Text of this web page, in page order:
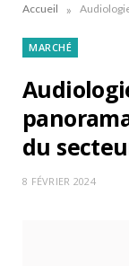
Accueil »
MARCHÉ
du
8 FÉVRIER 2024